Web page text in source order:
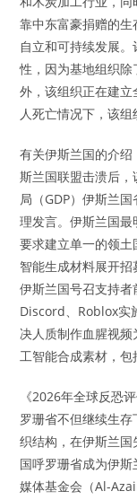
靠中东富豪捐赠的
自立和可持续发展
性，因为基地组织
外，该组织正在建
人死亡情况下，该组
有关伊斯兰国的介
斯兰国联盟击溃后
局（GDP）伊斯兰
理发言。伊斯兰国最
要求建立单一的领
智能生成材料展开
伊斯兰国号召支持
Discord、Roblox实
决人质制作血腥视
工智能合成素材，包
《2026年全球反恐
罗珊省不但继续生
织结构，在伊斯兰
国呼罗珊省成为伊
媒体基金会（Al-